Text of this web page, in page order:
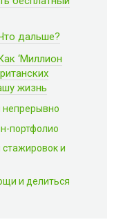
дальше?
‘Миллион
жизнь
непрерывно
портфолио
и
и делиться